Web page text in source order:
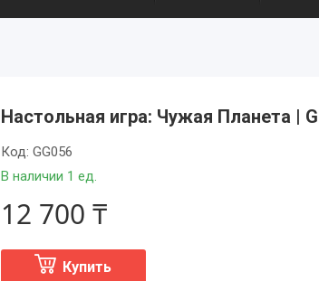
Настольная игра: Чужая Планета |
В наличии 1 ед.
Код: GG056
12 700 ₸
Купить